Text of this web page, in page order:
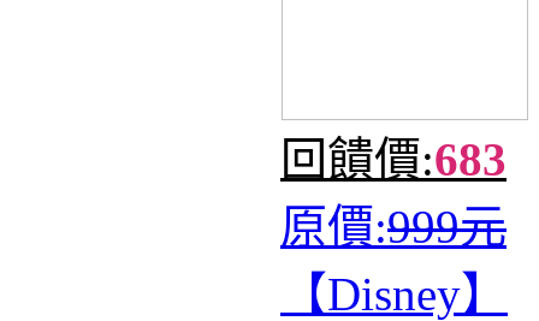
回饋價:683
原價:999元
【Disney】